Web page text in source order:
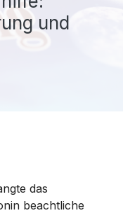
und
das
beachtliche